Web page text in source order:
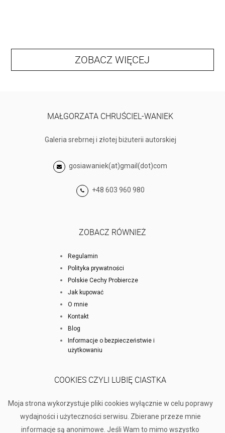
ZOBACZ WIĘCEJ
MAŁGORZATA CHRUŚCIEL-WANIEK
Galeria srebrnej i złotej biżuterii autorskiej
gosiawaniek(at)gmail(dot)com
+48 603 960 980
ZOBACZ RÓWNIEŻ
Regulamin
Polityka prywatności
Polskie Cechy Probiercze
Jak kupować
O mnie
Kontakt
Blog
Informacje o bezpieczeństwie i
użytkowaniu
COOKIES CZYLI LUBIĘ CIASTKA
Moja strona wykorzystuje pliki cookies wyłącznie w celu poprawy
wydajności i użyteczności serwisu. Zbierane przeze mnie
informacje są anonimowe. Jeśli Wam to mimo wszystko